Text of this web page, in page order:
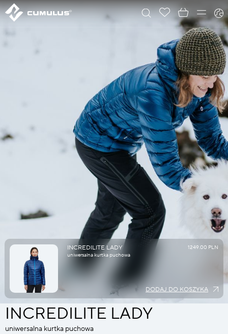
INCREDILITE LADY
uniwersalna kurtka puchowa
1249.00 PLN
DODAJ DO KOSZYKA
INCREDILITE LADY
uniwersalna kurtka puchowa